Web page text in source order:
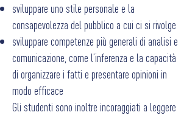
sviluppare uno stile personale e la
consapevolezza del pubblico a cui ci si rivolge
sviluppare competenze più generali di analisi e
comunicazione, come l’inferenza e la capacità
di organizzare i fatti e presentare opinioni in
modo efficace
Gli studenti sono inoltre incoraggiati a leggere